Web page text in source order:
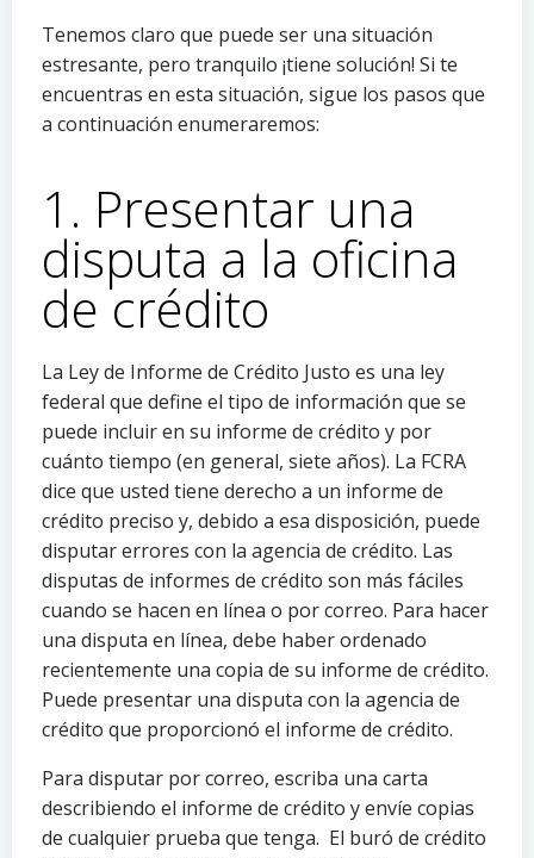
Tenemos claro que puede ser una situación
estresante, pero tranquilo ¡tiene solución! Si te
encuentras en esta situación, sigue los pasos que
a continuación enumeraremos:
1. Presentar una
disputa a la oficina
de crédito
La Ley de Informe de Crédito Justo es una ley
federal que define el tipo de información que se
puede incluir en su informe de crédito y por
cuánto tiempo (en general, siete años). La FCRA
dice que usted tiene derecho a un informe de
crédito preciso y, debido a esa disposición, puede
disputar errores con la agencia de crédito. Las
disputas de informes de crédito son más fáciles
cuando se hacen en línea o por correo. Para hacer
una disputa en línea, debe haber ordenado
recientemente una copia de su informe de crédito.
Puede presentar una disputa con la agencia de
crédito que proporcionó el informe de crédito.
Para disputar por correo, escriba una carta
describiendo el informe de crédito y envíe copias
de cualquier prueba que tenga. El buró de crédito